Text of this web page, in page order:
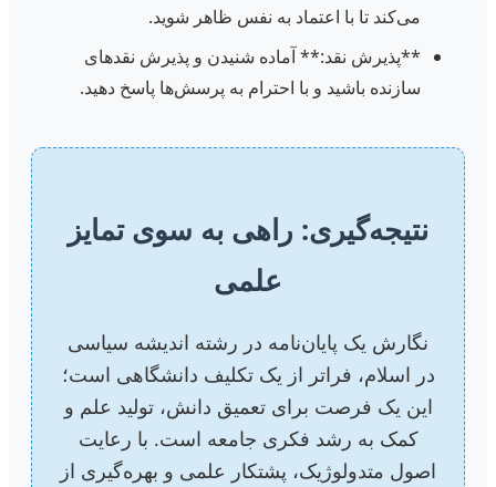
می‌کند تا با اعتماد به نفس ظاهر شوید.
**پذیرش نقد:** آماده شنیدن و پذیرش نقدهای
سازنده باشید و با احترام به پرسش‌ها پاسخ دهید.
نتیجه‌گیری: راهی به سوی تمایز
علمی
نگارش یک پایان‌نامه در رشته اندیشه سیاسی
در اسلام، فراتر از یک تکلیف دانشگاهی است؛
این یک فرصت برای تعمیق دانش، تولید علم و
کمک به رشد فکری جامعه است. با رعایت
اصول متدولوژیک، پشتکار علمی و بهره‌گیری از